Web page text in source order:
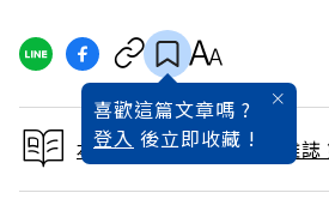
喜歡這篇文章嗎 ?
登入 後立即收藏 !
本文出自 1995 / 5月號雜誌